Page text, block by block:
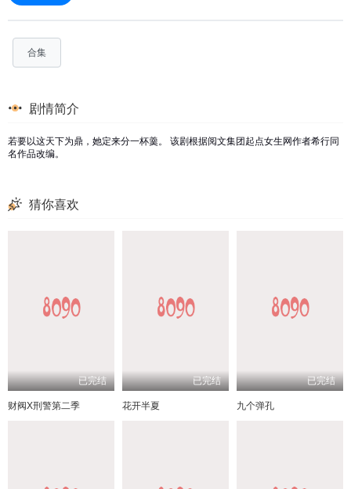
合集
剧情简介
若要以这天下为鼎，她定来分一杯羹。 该剧根据阅文集团起点女生网作者希行同
名作品改编。
猜你喜欢
已完结
财阀X刑警第二季
已完结
花开半夏
已完结
九个弹孔